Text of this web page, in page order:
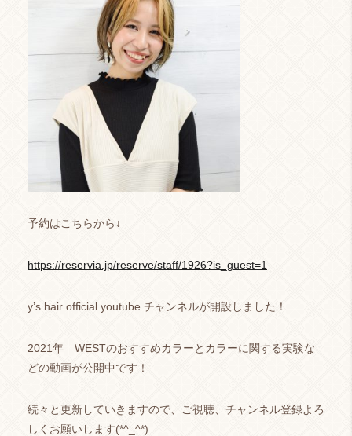
予約はこちらから↓
https://reservia.jp/reserve/staff/1926?is_guest=1
y’s hair official youtube チャンネルが開設しました！
2021年 WESTのおすすめカラーとカラーに関する実験な
どの動画が公開中です！
続々と更新していきますので、ご視聴、チャンネル登録よろ
しくお願いします(*^_^*)